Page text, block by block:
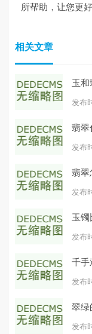
所帮助，让您更
相关文章
玉和
发布
翡翠
发布
翡翠
发布
玉镯
发布
千手
发布
翠绿
发布